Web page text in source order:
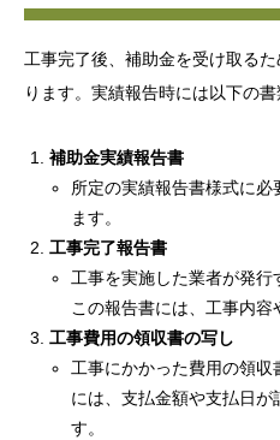
工事完了後、補助金を受け取る
ります。実績報告時には以下の
補助金実績報告書
所定の実績報告書様式に必
ます。
工事完了報告書
工事を実施した業者が発行
この報告書には、工事内容
工事費用の領収書の写し
工事にかかった費用の領
には、支払金額や支払日が
す。